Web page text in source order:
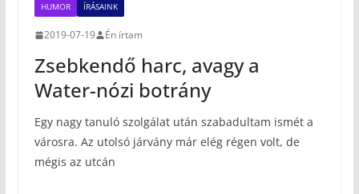
HUMOR ÍRÁSAINK
2019-07-19 Én írtam
Zsebkendő harc, avagy a
Water-nózi botrány
Egy nagy tanuló szolgálat után szabadultam ismét a
városra. Az utolsó járvány már elég régen volt, de
mégis az utcán